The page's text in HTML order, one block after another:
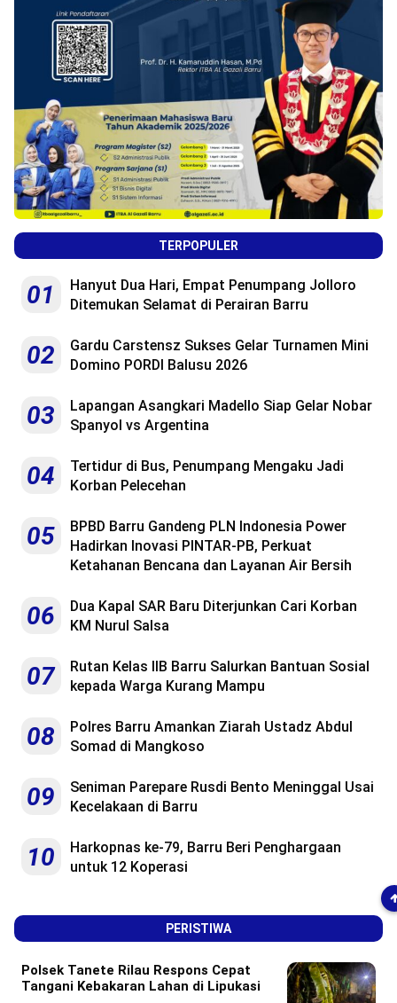
TERPOPULER
01
Hanyut Dua Hari, Empat Penumpang Jolloro
Ditemukan Selamat di Perairan Barru
02
Gardu Carstensz Sukses Gelar Turnamen Mini
Domino PORDI Balusu 2026
03
Lapangan Asangkari Madello Siap Gelar Nobar
Spanyol vs Argentina
04
Tertidur di Bus, Penumpang Mengaku Jadi
Korban Pelecehan
05
BPBD Barru Gandeng PLN Indonesia Power
Hadirkan Inovasi PINTAR-PB, Perkuat
Ketahanan Bencana dan Layanan Air Bersih
06
Dua Kapal SAR Baru Diterjunkan Cari Korban
KM Nurul Salsa
07
Rutan Kelas IIB Barru Salurkan Bantuan Sosial
kepada Warga Kurang Mampu
08
Polres Barru Amankan Ziarah Ustadz Abdul
Somad di Mangkoso
09
Seniman Parepare Rusdi Bento Meninggal Usai
Kecelakaan di Barru
10
Harkopnas ke-79, Barru Beri Penghargaan
untuk 12 Koperasi
PERISTIWA
Polsek Tanete Rilau Respons Cepat
Tangani Kebakaran Lahan di Lipukasi